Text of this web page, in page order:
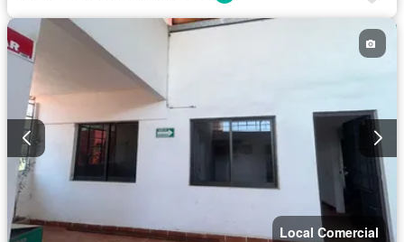
Local Comercial